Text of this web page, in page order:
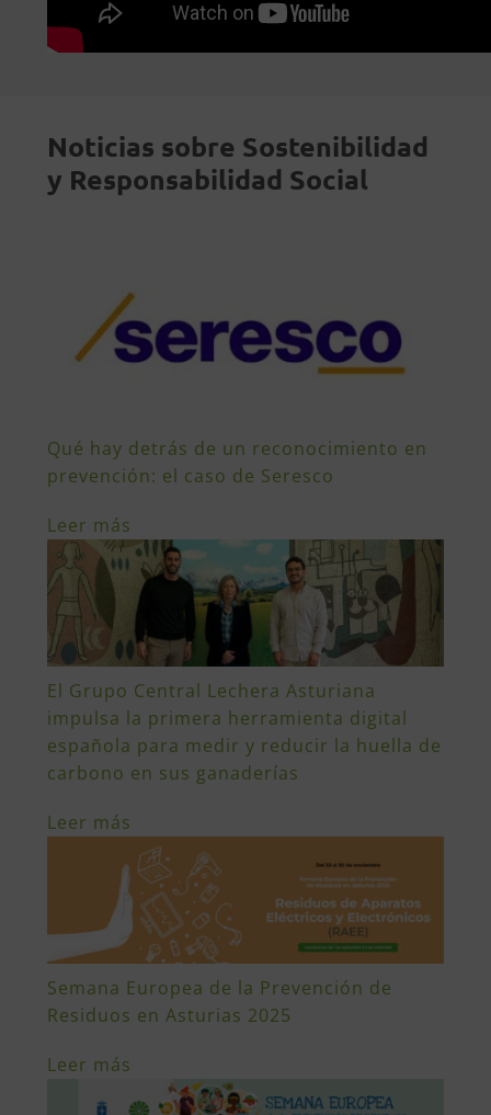
Noticias sobre Sostenibilidad
y Responsabilidad Social
Qué hay detrás de un reconocimiento en
prevención: el caso de Seresco
Leer más
El Grupo Central Lechera Asturiana
impulsa la primera herramienta digital
española para medir y reducir la huella de
carbono en sus ganaderías
Leer más
Semana Europea de la Prevención de
Residuos en Asturias 2025
Leer más